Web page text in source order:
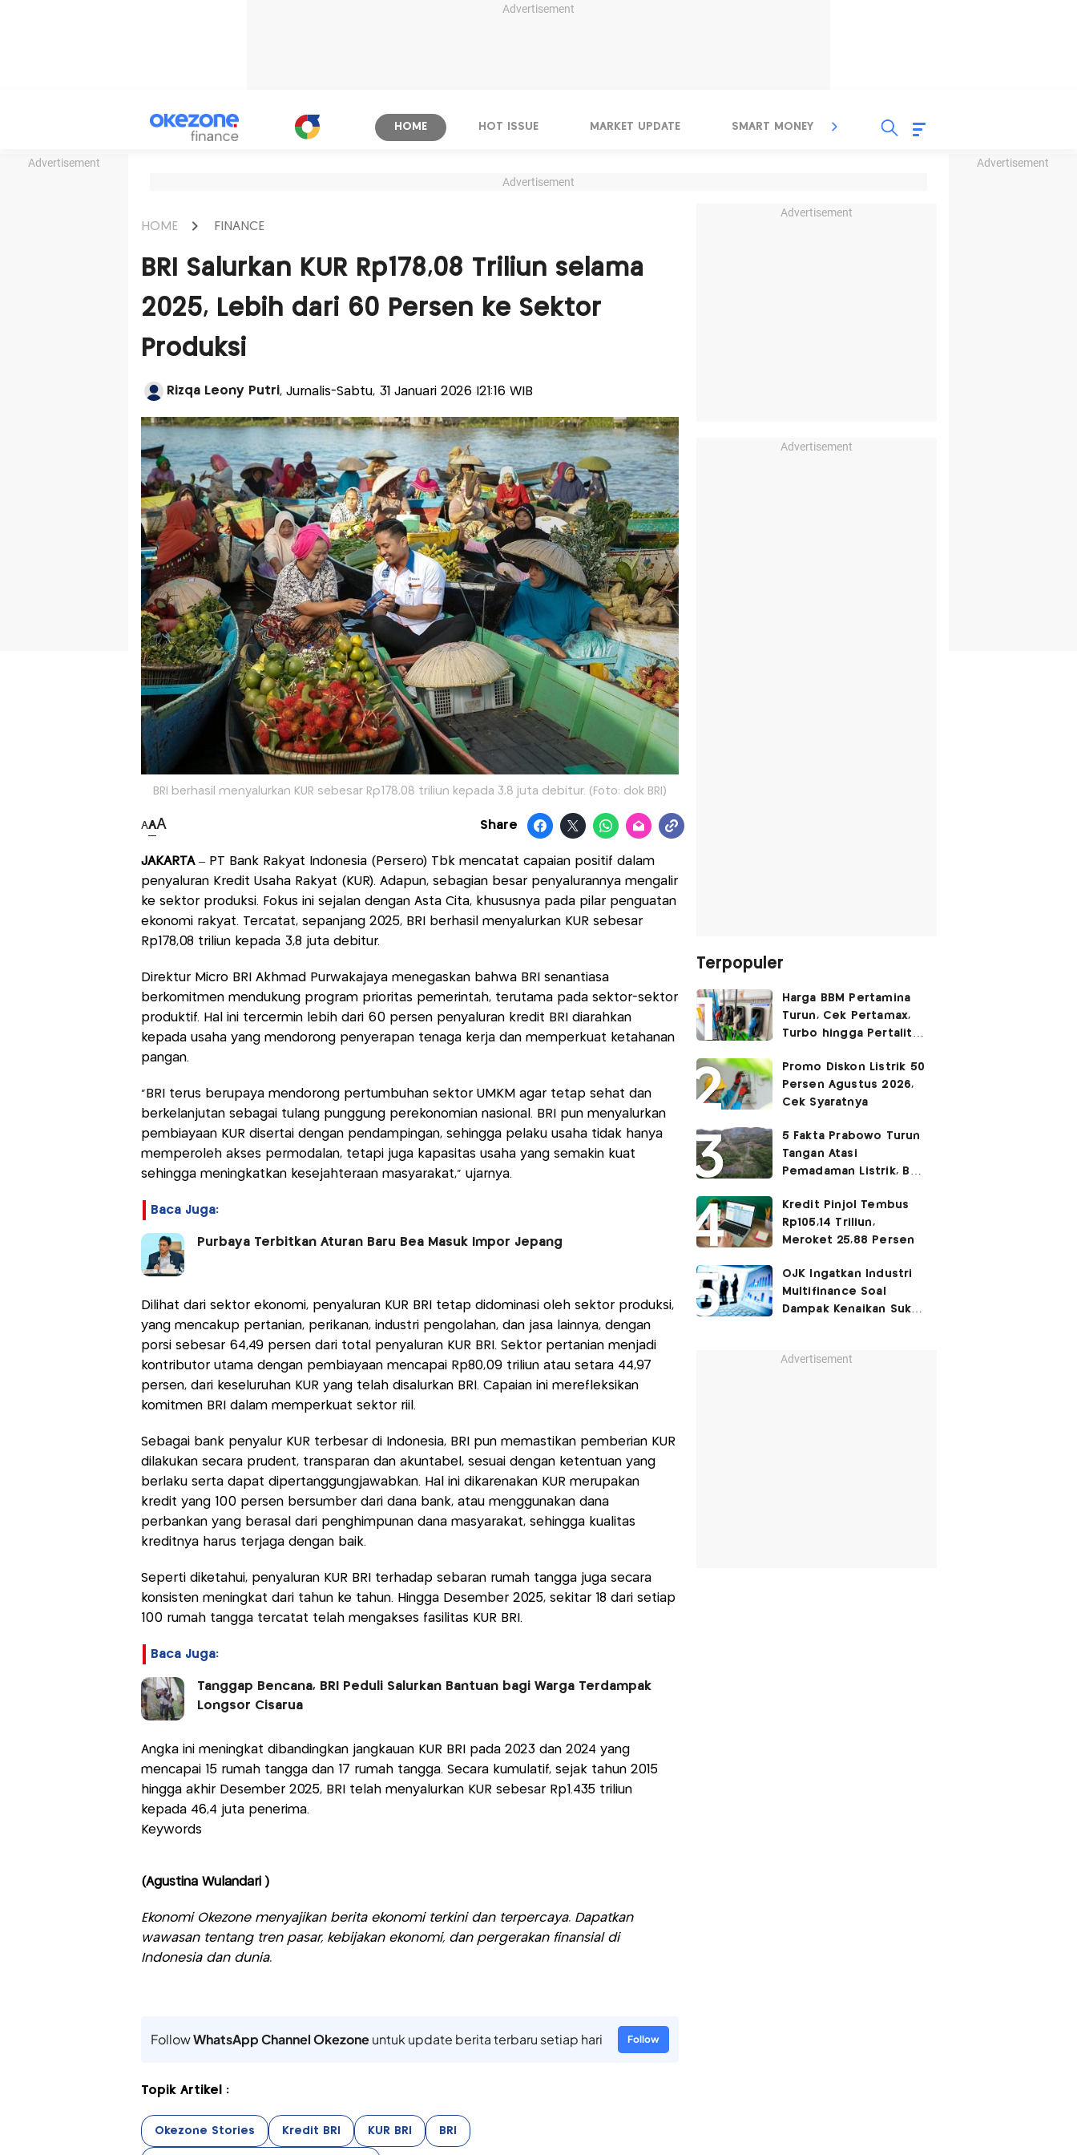
Advertisement
Advertisement Advertisement
HOME HOT ISSUE MARKET UPDATE SMART MONEY INSPIRASI BISNIS
Advertisement
HOME FINANCE
BRI Salurkan KUR Rp178,08 Triliun selama
2025, Lebih dari 60 Persen ke Sektor
Produksi
Rizqa Leony Putri, Jurnalis-Sabtu, 31 Januari 2026 |21:16 WIB
BRI berhasil menyalurkan KUR sebesar Rp178,08 triliun kepada 3,8 juta debitur. (Foto: dok BRI)
AAA Share
JAKARTA– PT Bank Rakyat Indonesia (Persero) Tbk mencatat capaian positif dalam
penyaluran Kredit Usaha Rakyat (KUR). Adapun, sebagian besar penyalurannya mengalir
ke sektor produksi. Fokus ini sejalan dengan Asta Cita, khususnya pada pilar penguatan
ekonomi rakyat. Tercatat, sepanjang 2025, BRI berhasil menyalurkan KUR sebesar
Rp178,08 triliun kepada 3,8 juta debitur.
Direktur Micro BRI Akhmad Purwakajaya menegaskan bahwa BRI senantiasa
berkomitmen mendukung program prioritas pemerintah, terutama pada sektor-sektor
produktif. Hal ini tercermin lebih dari 60 persen penyaluran kredit BRI diarahkan
kepada usaha yang mendorong penyerapan tenaga kerja dan memperkuat ketahanan
pangan.
“BRI terus berupaya mendorong pertumbuhan sektor UMKM agar tetap sehat dan
berkelanjutan sebagai tulang punggung perekonomian nasional. BRI pun menyalurkan
pembiayaan KUR disertai dengan pendampingan, sehingga pelaku usaha tidak hanya
memperoleh akses permodalan, tetapi juga kapasitas usaha yang semakin kuat
sehingga meningkatkan kesejahteraan masyarakat,” ujarnya.
Baca Juga:
Purbaya Terbitkan Aturan Baru Bea Masuk Impor Jepang
Dilihat dari sektor ekonomi, penyaluran KUR BRI tetap didominasi oleh sektor produksi,
yang mencakup pertanian, perikanan, industri pengolahan, dan jasa lainnya, dengan
porsi sebesar 64,49 persen dari total penyaluran KUR BRI. Sektor pertanian menjadi
kontributor utama dengan pembiayaan mencapai Rp80,09 triliun atau setara 44,97
persen, dari keseluruhan KUR yang telah disalurkan BRI. Capaian ini merefleksikan
komitmen BRI dalam memperkuat sektor riil.
Sebagai bank penyalur KUR terbesar di Indonesia, BRI pun memastikan pemberian KUR
dilakukan secara prudent, transparan dan akuntabel, sesuai dengan ketentuan yang
berlaku serta dapat dipertanggungjawabkan. Hal ini dikarenakan KUR merupakan
kredit yang 100 persen bersumber dari dana bank, atau menggunakan dana
perbankan yang berasal dari penghimpunan dana masyarakat, sehingga kualitas
kreditnya harus terjaga dengan baik.
Seperti diketahui, penyaluran KUR BRI terhadap sebaran rumah tangga juga secara
konsisten meningkat dari tahun ke tahun. Hingga Desember 2025, sekitar 18 dari setiap
100 rumah tangga tercatat telah mengakses fasilitas KUR BRI.
Baca Juga:
Tanggap Bencana, BRI Peduli Salurkan Bantuan bagi Warga Terdampak
Longsor Cisarua
Angka ini meningkat dibandingkan jangkauan KUR BRI pada 2023 dan 2024 yang
mencapai 15 rumah tangga dan 17 rumah tangga. Secara kumulatif, sejak tahun 2015
hingga akhir Desember 2025, BRI telah menyalurkan KUR sebesar Rp1.435 triliun
kepada 46,4 juta penerima.
Keywords
(Agustina Wulandari )
Ekonomi Okezone menyajikan berita ekonomi terkini dan terpercaya. Dapatkan
wawasan tentang tren pasar, kebijakan ekonomi, dan pergerakan finansial di
Indonesia dan dunia.
FollowWhatsApp Channel Okezoneuntuk update berita terbaru setiap hari Follow
Topik Artikel :
Okezone Stories Kredit BRI KUR BRI BRI
Advertisement
Advertisement
Terpopuler
Harga BBM Pertamina
Turun, Cek Pertamax,
Turbo hingga Pertalite
Promo Diskon Listrik 50
Persen Agustus 2026,
Cek Syaratnya
5 Fakta Prabowo Turun
Tangan Atasi
Pemadaman Listrik, BBM
Kredit Pinjol Tembus
Rp105,14 Triliun,
Meroket 25,88 Persen
OJK Ingatkan Industri
Multifinance Soal
Dampak Kenaikan Suku
Advertisement